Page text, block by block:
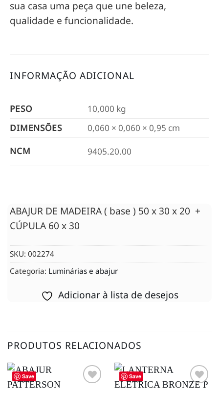
sua casa uma peça que une beleza,
qualidade e funcionalidade.
INFORMAÇÃO ADICIONAL
PESO
10,000 kg
DIMENSÕES
0,060 × 0,060 × 0,95 cm
NCM 9405.20.00
ABAJUR DE MADEIRA ( base ) 50 x 30 x 20 +
CÚPULA 60 x 30
SKU: 002274
Categoria: Luminárias e abajur
Adicionar à lista de desejos
PRODUTOS RELACIONADOS
Save Save